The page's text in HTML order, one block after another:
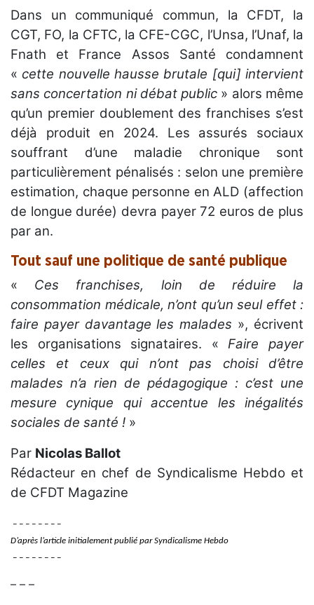
Dans un communiqué commun, la CFDT, la
CGT, FO, la CFTC, la CFE-CGC, l’Unsa, l’Unaf, la
Fnath et France Assos Santé condamnent
« cette nouvelle hausse brutale [qui] intervient
sans concertation ni débat public » alors même
qu’un premier doublement des franchises s’est
déjà produit en 2024. Les assurés sociaux
souffrant d’une maladie chronique sont
particulièrement pénalisés : selon une première
estimation, chaque personne en ALD (affection
de longue durée) devra payer 72 euros de plus
par an.
Tout sauf une politique de santé publique
« Ces franchises, loin de réduire la
consommation médicale, n’ont qu’un seul effet :
faire payer davantage les malades », écrivent
les organisations signataires. «Faire payer
celles et ceux qui n’ont pas choisi d’être
malades n’a rien de pédagogique : c’est une
mesure cynique qui accentue les inégalités
sociales de santé ! »
Par Nicolas Ballot
Rédacteur en chef de Syndicalisme Hebdo et
de CFDT Magazine
– – – – – – – –
D’après l’article initialement publié par Syndicalisme Hebdo
– – – – – – – –
– – –